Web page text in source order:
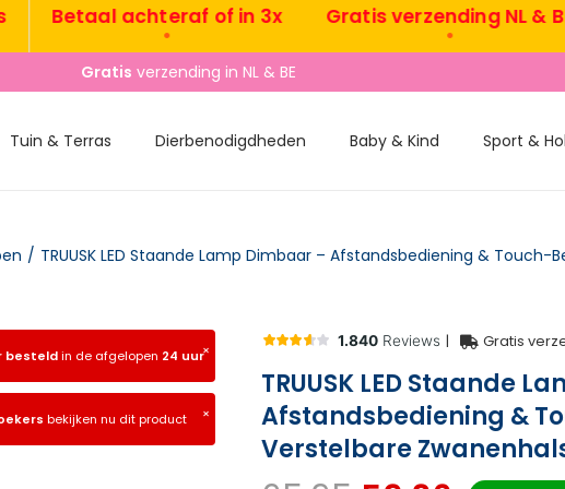
Betaal achteraf of in 3x Gratis verzending NL & BE
Gratis verzending in NL & BE
Tuin & Terras Dierbenodigdheden Baby & Kind Sport &
/
×
besteldin de afgelopen 24 uur
×
bekijken nu dit product
| Gratis
TRUUSK LED Staande
Afstandsbediening &
Verstelbare